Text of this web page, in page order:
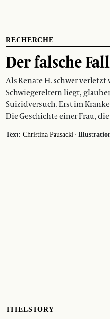
RECHERCHE
Der falsche Fall
Als Renate H. schwer verletzt
Schwiegereltern liegt,
Suizidversuch. Erst im
Die Geschichte einer Frau,
Text: Christina Pausackl ·
TITELSTORY